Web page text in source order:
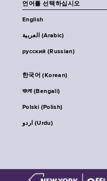
언어를 선택하십시오
English
العربية (Arabic)
русский (Russian)
한국어 (Korean)
বাংলা (Bengali)
Polski (Polish)
اردو (Urdu)